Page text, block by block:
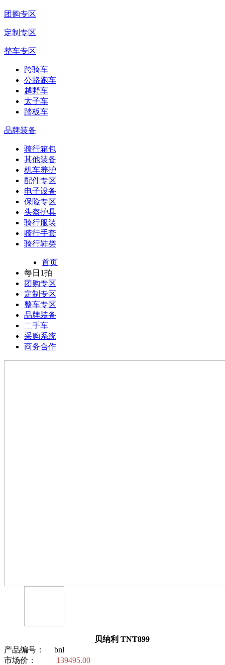
团购专区
定制专区
整车专区
跨骑车
公路跑车
越野车
太子车
踏板车
品牌装备
骑行箱包
其他装备
机车养护
配件专区
电子设备
保险专区
头盔护具
骑行服装
骑行手套
骑行鞋类
首页
每日1拍
团购专区
定制专区
整车专区
品牌装备
二手车
采购系统
商务合作
贝纳利 TNT899
产品编号：
bnl
市场价：
139495.00